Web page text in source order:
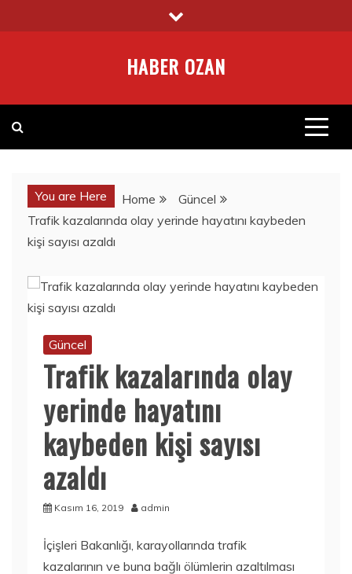
to
HABER OZAN
You are Here Home
Güncel
Trafik kazalarında olay yerinde hayatını kaybeden
kişi sayısı azaldı
Güncel
Trafik kazalarında olay
yerinde hayatını
kaybeden kişi sayısı
azaldı
Kasım 16, 2019 admin
İçişleri Bakanlığı, karayollarında trafik
kazalarının ve buna bağlı ölümlerin azaltılması